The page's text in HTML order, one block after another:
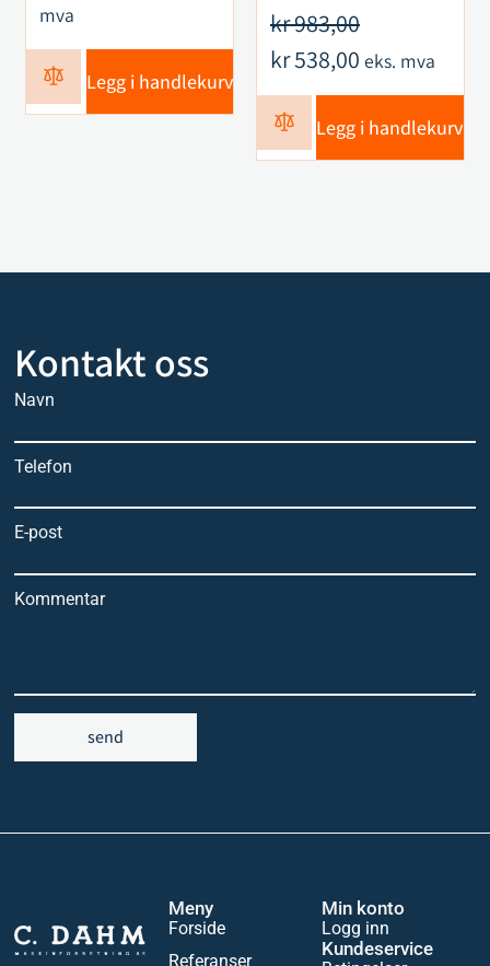
mva
Legg i handlekurv
kr983,00
kr538,00 eks. mva
Legg i handlekurv
Kontakt oss
Navn
Telefon
E-post
Kommentar
send
Meny
Forside
Referanser
Min konto
Logg inn
Kundeservice